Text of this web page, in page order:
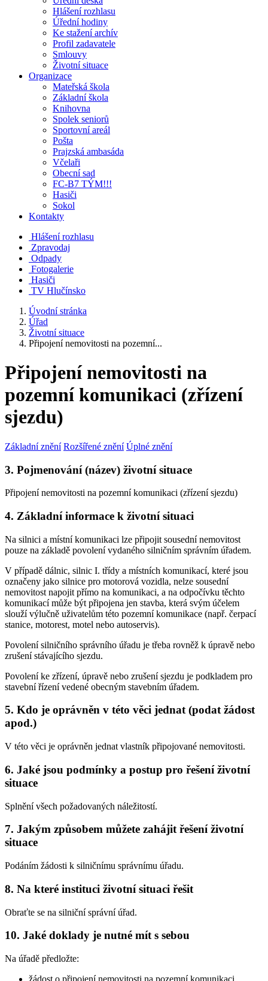
Hlášení rozhlasu
Úřední hodiny
Ke stažení archív
Profil zadavatele
Smlouvy
Životní situace
Organizace
Mateřská škola
Základní škola
Knihovna
Spolek seniorů
Sportovní areál
Pošta
Prajzská ambasáda
Včelaři
Obecní sad
FC-B7 TÝM!!!
Hasiči
Sokol
Kontakty
Hlášení rozhlasu
Zpravodaj
Odpady
Fotogalerie
Hasiči
TV Hlučínsko
Úvodní stránka
Úřad
Životní situace
Připojení nemovitosti na pozemní...
Připojení nemovitosti na
pozemní komunikaci (zřízení
sjezdu)
Základní znění Rozšířené znění Úplné znění
3. Pojmenování (název) životní situace
Připojení nemovitosti na pozemní komunikaci (zřízení sjezdu)
4. Základní informace k životní situaci
Na silnici a místní komunikaci lze připojit sousední nemovitost
pouze na základě povolení vydaného silničním správním úřadem.
V případě dálnic, silnic I. třídy a místních komunikací, které jsou
označeny jako silnice pro motorová vozidla, nelze sousední
nemovitost napojit přímo na komunikaci, a na odpočívku těchto
komunikací může být připojena jen stavba, která svým účelem
slouží výlučně uživatelům této pozemní komunikace (např. čerpací
stanice, motorest, motel nebo autoservis).
Povolení silničního správního úřadu je třeba rovněž k úpravě nebo
zrušení stávajícího sjezdu.
Povolení ke zřízení, úpravě nebo zrušení sjezdu je podkladem pro
stavební řízení vedené obecným stavebním úřadem.
5. Kdo je oprávněn v této věci jednat (podat žádost
apod.)
V této věci je oprávněn jednat vlastník připojované nemovitosti.
6. Jaké jsou podmínky a postup pro řešení životní
situace
Splnění všech požadovaných náležitostí.
7. Jakým způsobem můžete zahájit řešení životní
situace
Podáním žádosti k silničnímu správnímu úřadu.
8. Na které instituci životní situaci řešit
Obraťte se na silniční správní úřad.
10. Jaké doklady je nutné mít s sebou
Na úřadě předložte:
žádost o připojení nemovitosti na pozemní komunikaci,